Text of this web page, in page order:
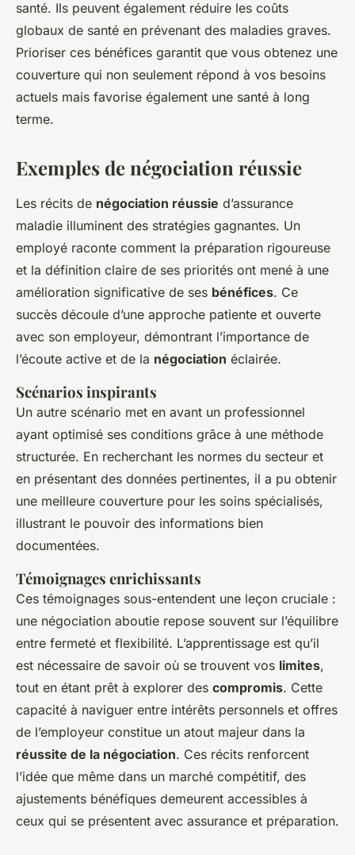
santé. Ils peuvent également réduire les coûts
globaux de santé en prévenant des maladies graves.
Prioriser ces bénéfices garantit que vous obtenez une
couverture qui non seulement répond à vos besoins
actuels mais favorise également une santé à long
terme.
Exemples de négociation réussie
Les récits de négociation réussie d’assurance
maladie illuminent des stratégies gagnantes. Un
employé raconte comment la préparation rigoureuse
et la définition claire de ses priorités ont mené à une
amélioration significative de ses bénéfices. Ce
succès découle d’une approche patiente et ouverte
avec son employeur, démontrant l’importance de
l’écoute active et de la négociation éclairée.
Scénarios inspirants
Un autre scénario met en avant un professionnel
ayant optimisé ses conditions grâce à une méthode
structurée. En recherchant les normes du secteur et
en présentant des données pertinentes, il a pu obtenir
une meilleure couverture pour les soins spécialisés,
illustrant le pouvoir des informations bien
documentées.
Témoignages enrichissants
Ces témoignages sous-entendent une leçon cruciale :
une négociation aboutie repose souvent sur l’équilibre
entre fermeté et flexibilité. L’apprentissage est qu’il
est nécessaire de savoir où se trouvent vos limites,
tout en étant prêt à explorer des compromis. Cette
capacité à naviguer entre intérêts personnels et offres
de l’employeur constitue un atout majeur dans la
réussite de la négociation. Ces récits renforcent
l’idée que même dans un marché compétitif, des
ajustements bénéfiques demeurent accessibles à
ceux qui se présentent avec assurance et préparation.